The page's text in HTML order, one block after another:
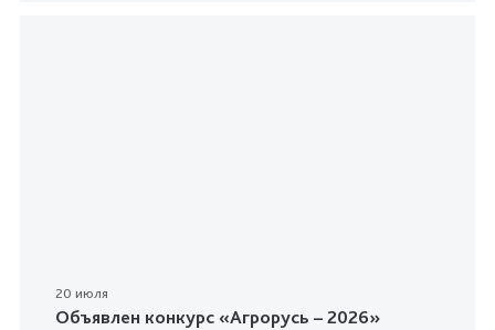
20 июля
Объявлен конкурс «Агрорусь – 2026»